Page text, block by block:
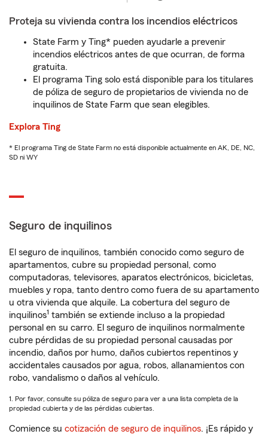
Proteja su vivienda contra los incendios eléctricos
State Farm y Ting* pueden ayudarle a prevenir
incendios eléctricos antes de que ocurran, de forma
gratuita.
El programa Ting solo está disponible para los titulares
de póliza de seguro de propietarios de vivienda no de
inquilinos de State Farm que sean elegibles.
Explora Ting
* El programa Ting de State Farm no está disponible actualmente en AK, DE, NC,
SD ni WY
Seguro de inquilinos
El seguro de inquilinos, también conocido como seguro de
apartamentos, cubre su propiedad personal, como
computadoras, televisores, aparatos electrónicos, bicicletas,
muebles y ropa, tanto dentro como fuera de su apartamento
u otra vivienda que alquile. La cobertura del seguro de
inquilinos1 también se extiende incluso a la propiedad
personal en su carro. El seguro de inquilinos normalmente
cubre pérdidas de su propiedad personal causadas por
incendio, daños por humo, daños cubiertos repentinos y
accidentales causados por agua, robos, allanamientos con
robo, vandalismo o daños al vehículo.
1. Por favor, consulte su póliza de seguro para ver a una lista completa de la
propiedad cubierta y de las pérdidas cubiertas.
Comience su cotización de seguro de inquilinos. ¡Es rápido y